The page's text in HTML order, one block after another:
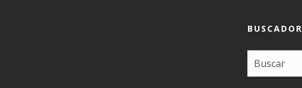
BUSCADOR